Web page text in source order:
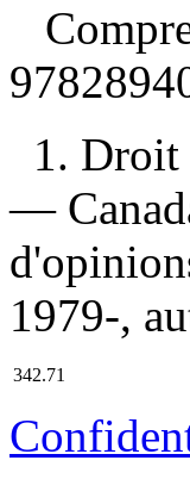
1.
—
1979-,
342.71